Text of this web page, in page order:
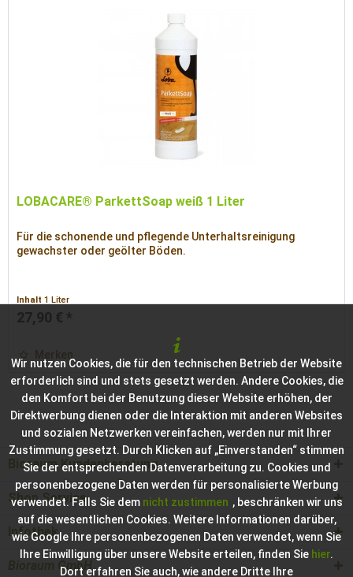
LOBACARE® ParkettSoap weiß 1 Liter
Für die schonende und pflegende Unterhaltsreinigung
gewachster oder geölter Böden.
Inhalt1 Liter
27,90 € *
Merken
Bioraum Kundenberatung
Shop Service
Infothek
Bioraum GmbH
Wir nutzen Cookies, die für den technischen Betrieb der Website
erforderlich sind und stets gesetzt werden. Andere Cookies, die
den Komfort bei der Benutzung dieser Website erhöhen, der
Direktwerbung dienen oder die Interaktion mit anderen Websites
und sozialen Netzwerken vereinfachen, werden nur mit Ihrer
Zustimmung gesetzt. Durch Klicken auf „Einverstanden“ stimmen
Sie der entsprechenden Datenverarbeitung zu. Cookies und
personenbezogene Daten werden für personalisierte Werbung
verwendet. Falls Sie dem nicht zustimmen , beschränken wir uns
auf die wesentlichen Cookies. Weitere Informationen darüber,
wie Google Ihre personenbezogenen Daten verwendet, wenn Sie
Ihre Einwilligung über unsere Website erteilen, finden Sie hier.
Dort erfahren Sie auch, wie andere Dritte Ihre